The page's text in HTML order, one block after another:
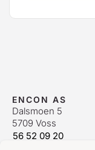
ENCON AS
Dalsmoen 5
5709 Voss
56 52 09 20